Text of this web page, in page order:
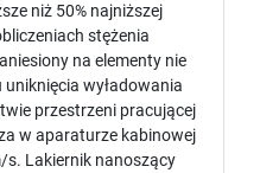
niż 50% najniższej
stężenia
na elementy nie
wyładowania
przestrzeni pracującej
w aparaturze kabinowej
s. Lakiernik nanoszący